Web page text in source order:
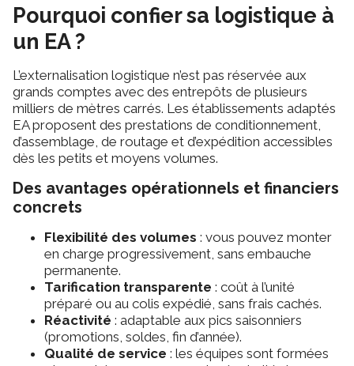
Pourquoi confier sa logistique à
un EA ?
L’externalisation logistique n’est pas réservée aux
grands comptes avec des entrepôts de plusieurs
milliers de mètres carrés. Les établissements adaptés
EA proposent des prestations de conditionnement,
d’assemblage, de routage et d’expédition accessibles
dès les petits et moyens volumes.
Des avantages opérationnels et financiers
concrets
Flexibilité des volumes : vous pouvez monter
en charge progressivement, sans embauche
permanente.
Tarification transparente : coût à l’unité
préparé ou au colis expédié, sans frais cachés.
Réactivité : adaptable aux pics saisonniers
(promotions, soldes, fin d’année).
Qualité de service : les équipes sont formées